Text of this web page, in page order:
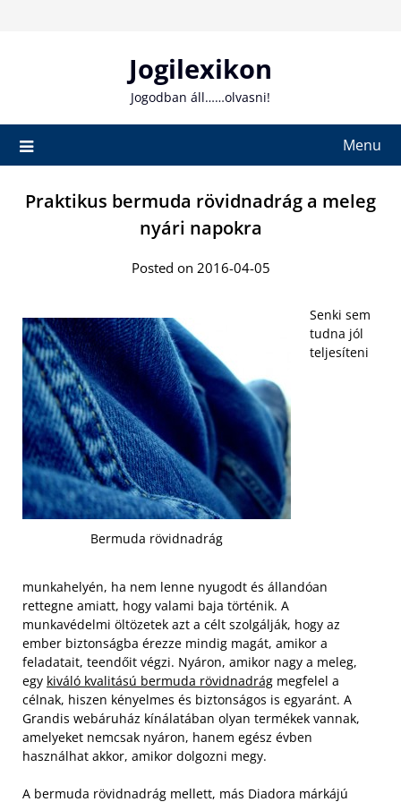
Jogilexikon
Jogodban áll……olvasni!
Menu
Praktikus bermuda rövidnadrág a meleg
nyári napokra
Posted on 2016-04-05
Bermuda rövidnadrág
Senki sem
tudna jól
teljesíteni
munkahelyén, ha nem lenne nyugodt és állandóan
rettegne amiatt, hogy valami baja történik. A
munkavédelmi öltözetek azt a célt szolgálják, hogy az
ember biztonságba érezze mindig magát, amikor a
feladatait, teendőit végzi. Nyáron, amikor nagy a meleg,
egy kiváló kvalitású bermuda rövidnadrág megfelel a
célnak, hiszen kényelmes és biztonságos is egyaránt. A
Grandis webáruház kínálatában olyan termékek vannak,
amelyeket nemcsak nyáron, hanem egész évben
használhat akkor, amikor dolgozni megy.
A bermuda rövidnadrág mellett, más Diadora márkájú